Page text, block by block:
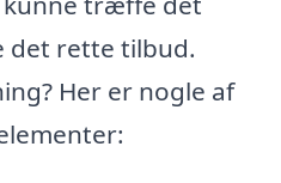
det rette tilbud.
Her er nogle af